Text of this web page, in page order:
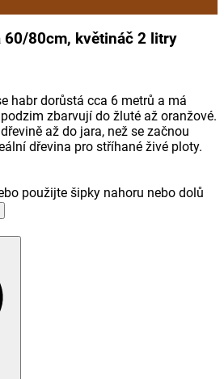
60/80cm, květináč 2 litry
habr dorůstá cca 6 metrů a má
zbarvují do žluté až oranžové.
až do jara, než se začnou
dřevina pro stříhané živé ploty.
použijte šipky nahoru nebo dolů